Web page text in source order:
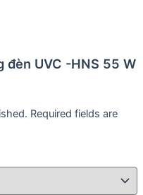
đèn UVC -HNS 55 W
Required fields are